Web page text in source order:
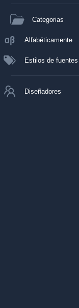
Categorias
Alfabéticamente
Estilos de fuentes
Diseñadores